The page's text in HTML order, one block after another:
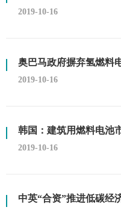
2019-10-16
奥巴马政府摒弃氢燃料
2019-10-16
韩国：建筑用燃料电池
2019-10-16
中英“合资”推进低碳经